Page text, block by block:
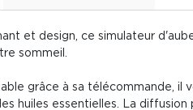
et design, ce simulateur
sommeil.
grâce à sa télécommande, il
huiles essentielles. La